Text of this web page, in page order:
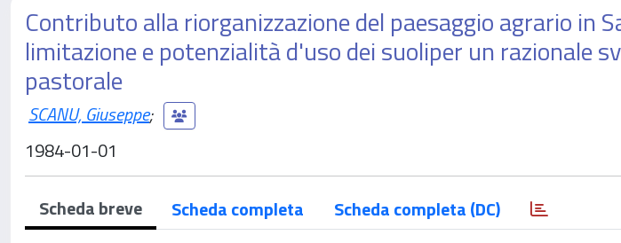
Contributo alla riorganizzazione del paesaggio agrario in
limitazione e potenzialità d'uso dei suoliper un razionale
pastorale
SCANU, Giuseppe;
1984-01-01
Scheda breve Scheda completa Scheda completa (DC)